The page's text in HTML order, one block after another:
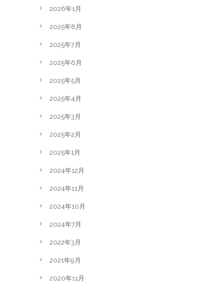
2026年1月
2025年8月
2025年7月
2025年6月
2025年5月
2025年4月
2025年3月
2025年2月
2025年1月
2024年12月
2024年11月
2024年10月
2024年7月
2022年3月
2021年9月
2020年11月